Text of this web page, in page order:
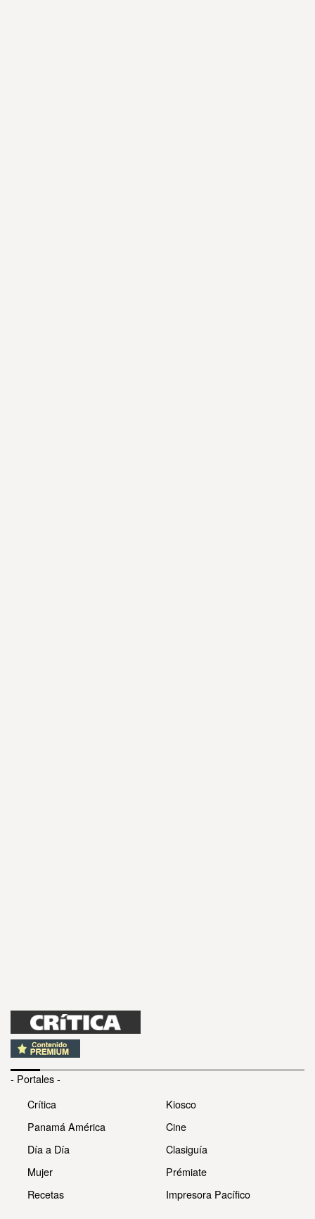
- Portales -
Crítica
Panamá América
Día a Día
Mujer
Recetas
Kiosco
Cine
Clasiguía
Prémiate
Impresora Pacífico